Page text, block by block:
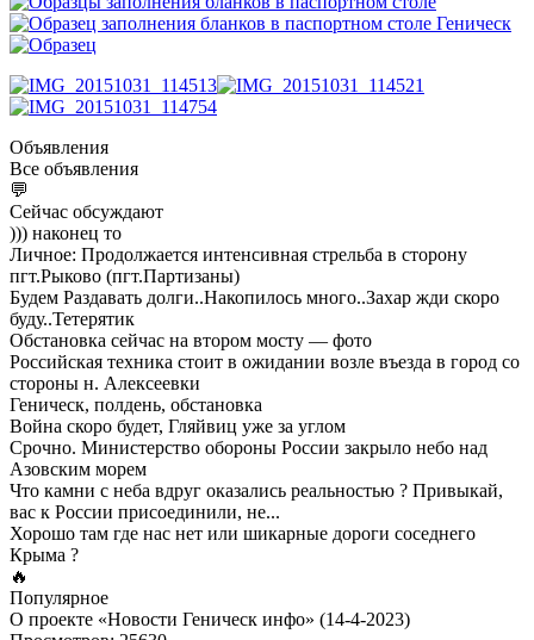
Объявления
Все объявления
💬
Сейчас обсуждают
))) наконец то
Личное: Продолжается интенсивная стрельба в сторону
пгт.Рыково (пгт.Партизаны)
Будем Раздавать долги..Накопилось много..Захар жди скоро
буду..Тетерятик
Обстановка сейчас на втором мосту — фото
Российская техника стоит в ожидании возле въезда в город со
стороны н. Алексеевки
Геническ, полдень, обстановка
Война скоро будет, Гляйвиц уже за углом
Срочно. Министерство обороны России закрыло небо над
Азовским морем
Что камни с неба вдруг оказались реальностью ? Привыкай,
вас к России присоединили, не...
Хорошо там где нас нет или шикарные дороги соседнего
Крыма ?
🔥
Популярное
О проекте «Новости Геническ инфо» (14-4-2023)